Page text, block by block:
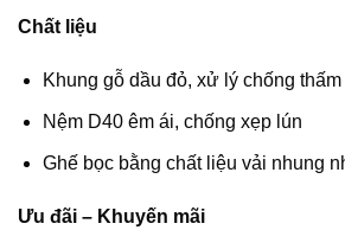
Chất liệu
Khung gỗ dầu đỏ, xử lý chống
Nệm D40 êm ái, chống xẹp lún
Ghế bọc bằng chất liệu vải nhung
Ưu đãi – Khuyến mãi